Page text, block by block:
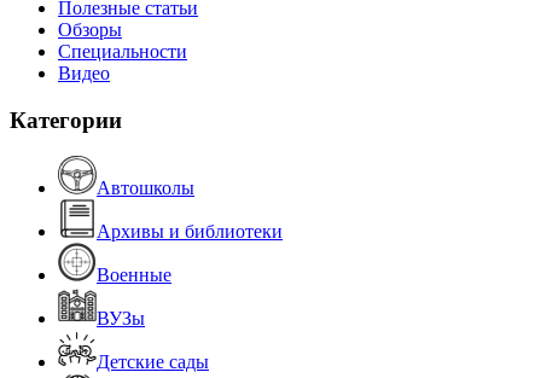
Полезные статьи
Обзоры
Специальности
Видео
Категории
Автошколы
Архивы и библиотеки
Военные
ВУЗы
Детские сады